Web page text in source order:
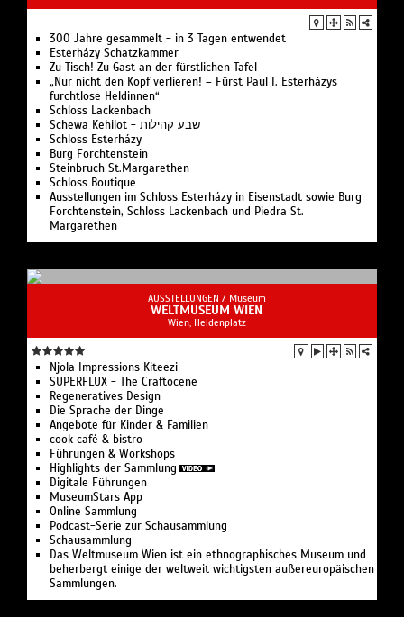
300 Jahre gesammelt - in 3 Tagen entwendet
Esterházy Schatzkammer
Zu Tisch! Zu Gast an der fürstlichen Tafel
„Nur nicht den Kopf verlieren! – Fürst Paul I. Esterházys
furchtlose Heldinnen“
Schloss Lackenbach
Schewa Kehilot - שבע קהילות
Schloss Esterházy
Burg Forchtenstein
Steinbruch St.Margarethen
Schloss Boutique
Ausstellungen im Schloss Esterházy in Eisenstadt sowie Burg
Forchtenstein, Schloss Lackenbach und Piedra St.
Margarethen
AUSSTELLUNGEN / Museum
WELTMUSEUM WIEN
Wien, Heldenplatz
Njola Impressions Kiteezi
SUPERFLUX - The Craftocene
Regeneratives Design
Die Sprache der Dinge
Angebote für Kinder & Familien
cook café & bistro
Führungen & Workshops
Highlights der Sammlung
Digitale Führungen
MuseumStars App
Online Sammlung
Podcast-Serie zur Schausammlung
Schausammlung
Das Weltmuseum Wien ist ein ethnographisches Museum und
beherbergt einige der weltweit wichtigsten außereuropäischen
Sammlungen.